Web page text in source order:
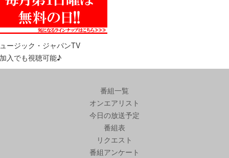
ージック・ジャパンTV
入でも視聴可能♪
番組一覧
オンエアリスト
今日の放送予定
番組表
リクエスト
番組アンケート